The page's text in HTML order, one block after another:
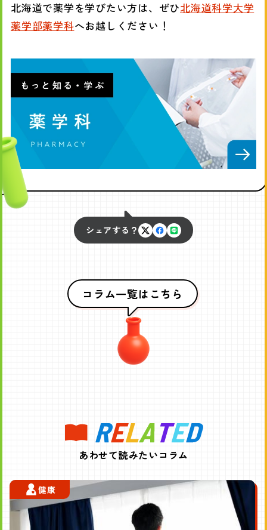
北海道で薬学を学びたい方は、ぜひ北海道科学大学
薬学部薬学科へお越しください！
シェアする？ X
ェ
ア
る
Facebook
ェ
ア
LINE
ェ
ア
コラム一覧はこちら
あわせて読みたいコラム
健康